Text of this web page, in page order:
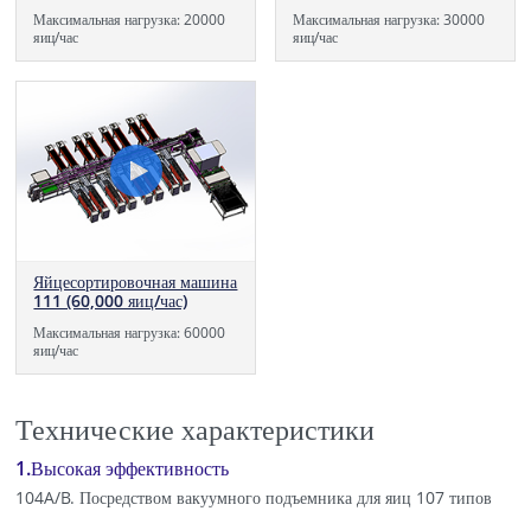
Максимальная нагрузка: 20000
яиц/час
Максимальная нагрузка: 30000
яиц/час
Яйцесортировочная машина
111 (60,000 яиц/час)
Максимальная нагрузка: 60000
яиц/час
Технические характеристики
1.Высокая эффективность
104A/B. Посредством вакуумного подъемника для яиц 107 типов